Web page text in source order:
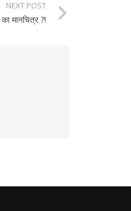
NEXT POST
मानचित्र ?!